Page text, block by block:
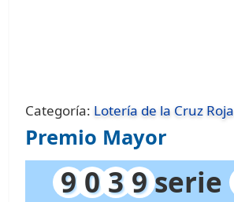
Categoría: Lotería de la Cruz Roja
Premio Mayor
9 0 3 9serie